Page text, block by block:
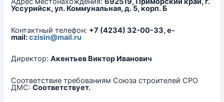
Уссурийск, ул. Коммунальная, д. 5, корп. Б
Контактный телефон: +7 (4234) 32-00-33, e-
mail:czisin@mail.ru
Директор:Акентьев Виктор Иванович
Соответствие требованиям Союза строителей СРО
ДМС:Соответствует.